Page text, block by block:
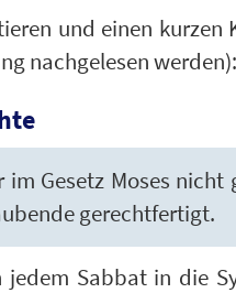
und einen kurzen
nachgelesen werden):
Gesetz Moses
gerechtfertigt.
Sabbat in die